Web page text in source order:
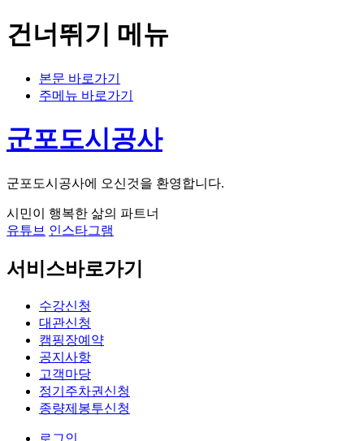
건너뛰기 메뉴
본문 바로가기
주메뉴 바로가기
군포도시공사
군포도시공사에 오신것을 환영합니다.
시민이 행복한 삶의 파트너
유튜브 인스타그램
서비스바로가기
수강신청
대관신청
캠핑장예약
공지사항
고객마당
정기주차권신청
종량제봉투신청
로그인